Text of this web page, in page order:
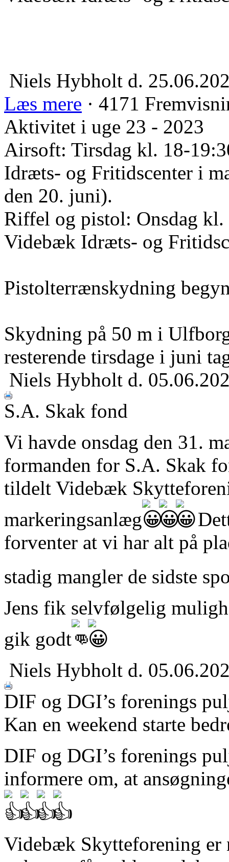
Niels Hybholt d.
Læs mere · 4171
Aktivitet i uge 23 - 2023
Airsoft: Tirsdag kl. 18-
Idræts- og Fritidscenter i
den 20. juni).
Riffel og pistol: Onsdag
Videbæk Idræts- og
Pistolterrænskydning
Skydning på 50 m i
resterende tirsdage i juni
Niels Hybholt d.
S.A. Skak fond
Vi havde onsdag den 31.
formanden for S.A. Skak
tildelt Videbæk
markeringsanlæg
forventer at vi har alt på
stadig mangler de sidste
Jens fik selvfølgelig
gik godt
Niels Hybholt d.
DIF og DGI’s forenings
Kan en weekend starte
DIF og DGI’s forenings
informere om, at
Videbæk Skytteforening